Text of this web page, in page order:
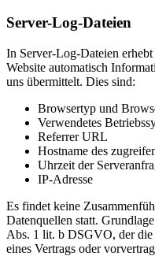
Server-Log-Dateien
In Server-Log-Dateien
Website automatisch
uns übermittelt. Dies sind:
Browsertyp und
Verwendetes
Referrer URL
Hostname des
Uhrzeit der
IP-Adresse
Es findet keine
Datenquellen statt.
Abs. 1 lit. b DSGVO, der
eines Vertrags oder